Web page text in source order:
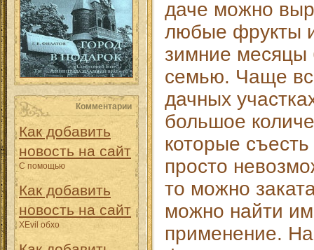
Комментарии
Как добавить
новость на сайт
С помощью
Как добавить
новость на сайт
XEvil обхо
даче можно
любые фрукты
зимние месяцы
семью. Чаще
дачных
большое
которые
просто
то можно
можно найти
применение.